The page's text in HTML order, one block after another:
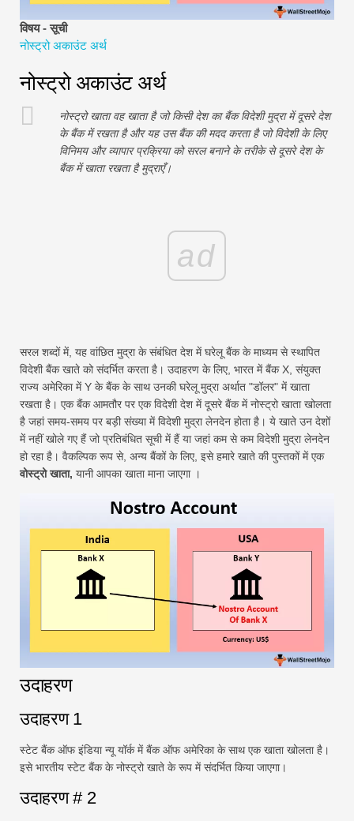
पूर्ण प्रपत्र
जोखिम प्रबंधन ट्यूटोरियल
विषय - सूची
नोस्ट्रो अकाउंट अर्थ
नोस्ट्रो अकाउंट अर्थ
नोस्ट्रो खाता वह खाता है जो किसी देश का बैंक विदेशी मुद्रा में दूसरे देश
के बैंक में रखता है और यह उस बैंक की मदद करता है जो विदेशी के लिए
विनिमय और व्यापार प्रक्रिया को सरल बनाने के तरीके से दूसरे देश के
बैंक में खाता रखता है मुद्राएँ।
ad
सरल शब्दों में, यह वांछित मुद्रा के संबंधित देश में घरेलू बैंक के माध्यम से स्थापित
विदेशी बैंक खाते को संदर्भित करता है। उदाहरण के लिए, भारत में बैंक X, संयुक्त
राज्य अमेरिका में Y के बैंक के साथ उनकी घरेलू मुद्रा अर्थात "डॉलर" में खाता
रखता है। एक बैंक आमतौर पर एक विदेशी देश में दूसरे बैंक में नोस्ट्रो खाता खोलता
है जहां समय-समय पर बड़ी संख्या में विदेशी मुद्रा लेनदेन होता है। ये खाते उन देशों
में नहीं खोले गए हैं जो प्रतिबंधित सूची में हैं या जहां कम से कम विदेशी मुद्रा लेनदेन
हो रहा है। वैकल्पिक रूप से, अन्य बैंकों के लिए, इसे हमारे खाते की पुस्तकों में एक
वोस्ट्रो खाता, यानी आपका खाता माना जाएगा ।
उदाहरण
उदाहरण 1
स्टेट बैंक ऑफ इंडिया न्यू यॉर्क में बैंक ऑफ अमेरिका के साथ एक खाता खोलता है।
इसे भारतीय स्टेट बैंक के नोस्ट्रो खाते के रूप में संदर्भित किया जाएगा।
उदाहरण # 2